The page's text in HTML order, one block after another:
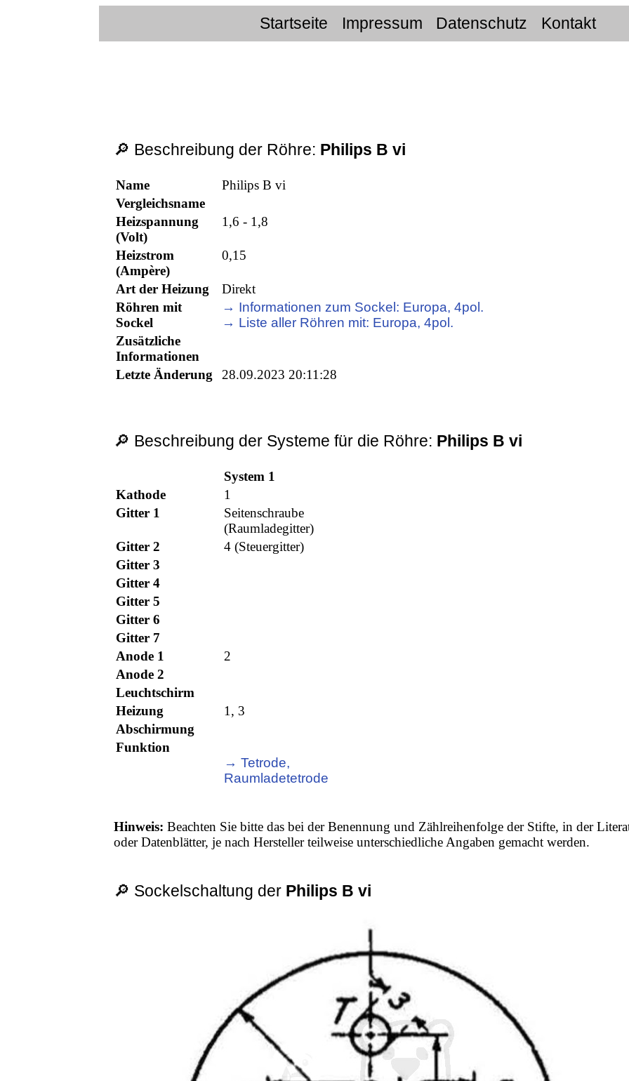
Startseite Impressum Datenschutz Kontakt
🔎 Beschreibung der Röhre: Philips B vi
Name
Philips B vi
Vergleichsname
Heizspannung
(Volt)
1,6 - 1,8
Heizstrom
(Ampère)
0,15
Art der Heizung
Direkt
Röhren mit
Sockel
→ Informationen zum Sockel: Europa, 4pol.
→ Liste aller Röhren mit: Europa, 4pol.
Zusätzliche
Informationen
Letzte Änderung
28.09.2023 20:11:28
🔎 Beschreibung der Systeme für die Röhre: Philips B vi
System 1
Kathode
1
Gitter 1
Seitenschraube
(Raumladegitter)
Gitter 2
4 (Steuergitter)
Gitter 3
Gitter 4
Gitter 5
Gitter 6
Gitter 7
Anode 1
2
Anode 2
Leuchtschirm
Heizung
1, 3
Abschirmung
Funktion
→ Tetrode,
Raumladetetrode
Hinweis: Beachten Sie bitte das bei der Benennung und Zählreihenfolge der Stifte, in der
oder Datenblätter, je nach Hersteller teilweise unterschiedliche Angaben gemacht werden.
🔎 Sockelschaltung der Philips B vi